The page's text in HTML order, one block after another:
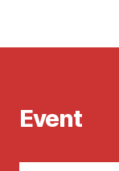
Event